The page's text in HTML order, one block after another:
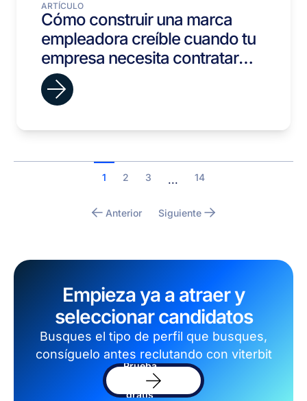
ARTÍCULO
Cómo construir una marca
empleadora creíble cuando tu
empresa necesita contratar
rápido
Anterior
1 2 3 ... 14
Siguiente
Empieza ya a atraer y
seleccionar candidatos
Busques el tipo de perfil que busques,
consíguelo antes reclutando con viterbit
Prueba
software
gratis